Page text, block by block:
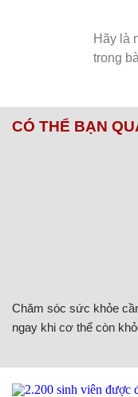
CÓ THỂ BẠN
Chăm sóc sức khỏe
ngay khi cơ thể còn